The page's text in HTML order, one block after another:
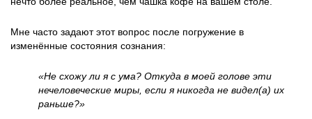
Мне часто задают этот вопрос после погружение в
изменённые состояния сознания:
«Не схожу ли я с ума? Откуда в моей голове эти
нечеловеческие миры, если я никогда не видел(а) их
раньше?»